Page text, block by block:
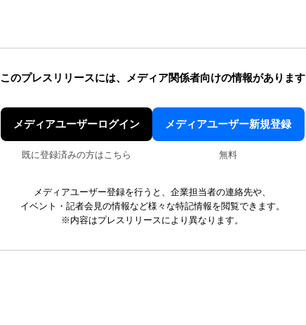
このプレスリリースには、 メディア関係者向けの情報があります
メディアユーザーログイン
既に登録済みの方はこちら
メディアユーザー新規登録
無料
メディアユーザー登録を行うと、企業担当者の連絡先や、
イベント・記者会見の情報など様々な特記情報を閲覧できます。
※内容はプレスリリースにより異なります。